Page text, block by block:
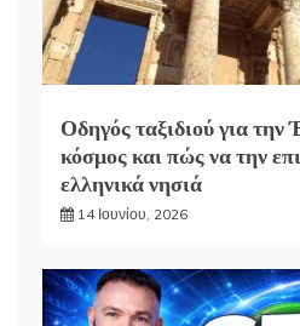
Οδηγός ταξιδιού για την
κόσμος και πώς να την
ελληνικά νησιά
14 Ιουνίου, 2026